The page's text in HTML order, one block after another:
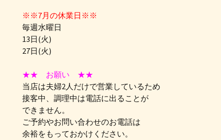
※※7月の休業日※※
毎週水曜日
13日(火)
27日(火)
★★ お願い ★★
当店は夫婦2人だけで営業しているため
接客中、調理中は電話に出ることが
できません。
ご予約やお問い合わせのお電話は
余裕をもっておかけください。